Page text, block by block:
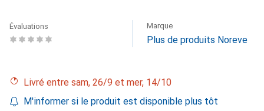
Évaluations Marque
Plus de produits Noreve
Livré entre sam, 26/9 et mer, 14/10
M'informer si le produit est disponible plus tôt